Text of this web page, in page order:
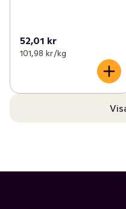
52,01 kr
101,98 kr /kg